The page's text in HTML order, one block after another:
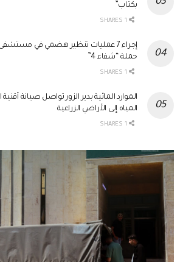
بكتاب”
إجراء 7 عمليات تنظير هضمي في
حملة “شفاء 4”
الموارد المائية بدير الزور تواصل صيانة
المياه إلى الأراضي الزراعية